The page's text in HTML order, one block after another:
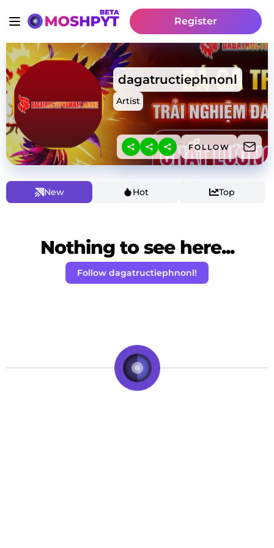
Register
dagatructiephnonl
Artist
FOLLOW
New Hot Top
Nothing to see here...
Follow dagatructiephnonl!